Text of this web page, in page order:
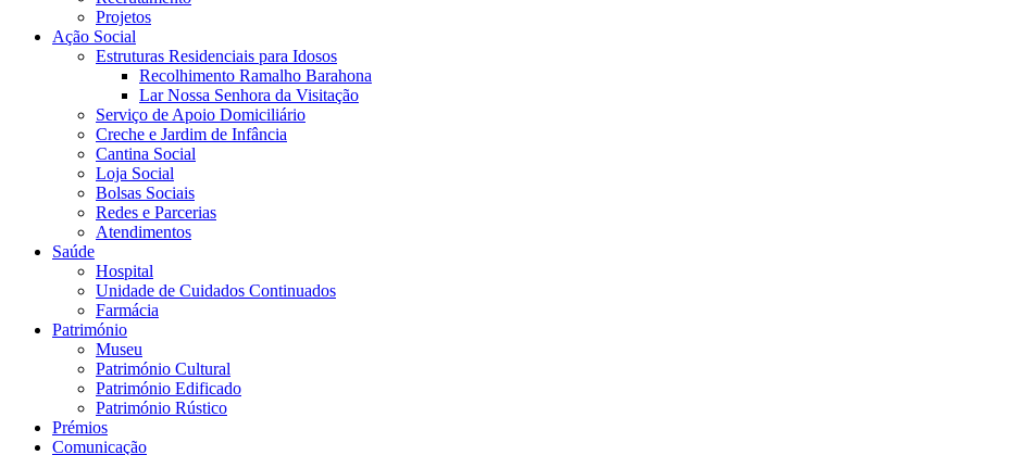
Projetos
Ação Social
Estruturas Residenciais para Idosos
Recolhimento Ramalho Barahona
Lar Nossa Senhora da Visitação
Serviço de Apoio Domiciliário
Creche e Jardim de Infância
Cantina Social
Loja Social
Bolsas Sociais
Redes e Parcerias
Atendimentos
Saúde
Hospital
Unidade de Cuidados Continuados
Farmácia
Património
Museu
Património Cultural
Património Edificado
Património Rústico
Prémios
Comunicação